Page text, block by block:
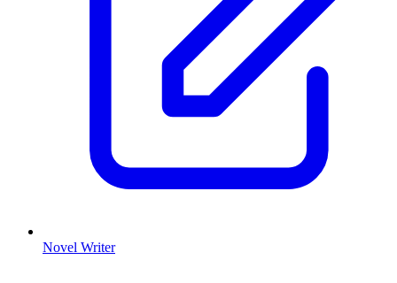
Novel Writer